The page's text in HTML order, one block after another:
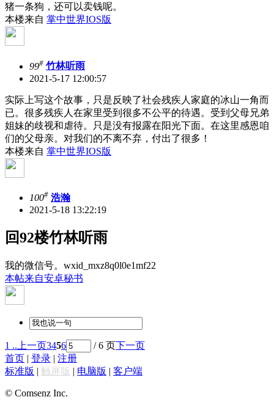
猪一条狗，还可以卖钱呢。
本楼来自 掌中世界IOS版
99# 竹林听雨
2021-5-17 12:00:57
实际上写这个故事，只是反映了社会残疾人家庭的冰山一角而
已。很多残疾人在家里受到很多不公平的待遇。受到父母兄弟
姐妹的歧视和虐待。只是没有报露在阳光下面。在这里感恩咱
们的父母亲。对我们的不离不弃，付出了很多！
本楼来自 掌中世界IOS版
100# 浩瀚
2021-5-18 13:22:19
回92楼竹林听雨
我的微信号。wxid_mxz8q0l0e1mf22
本帖来自安卓秘书
1 .. 上一页3456 / 6 页下一页
首页 | 登录 | 注册
标准版 | 触屏版 | 电脑版 | 客户端
© Comsenz Inc.